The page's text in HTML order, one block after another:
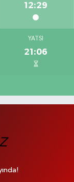
12:29
YATSI
21:06